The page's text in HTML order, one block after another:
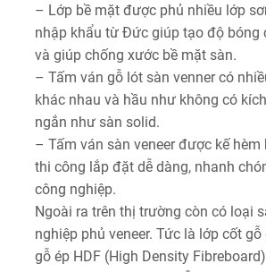
– Lớp bề mặt được phủ nhiều lớp
nhập khẩu từ Đức giúp tạo độ bóng
và giúp chống xước bề mặt sàn.
– Tấm ván gỗ lót sàn venner có
khác nhau và hầu như không có
ngắn như sàn solid.
– Tấm ván sàn veneer được kế hèm
thi công lắp đặt dễ dàng, nhanh
công nghiệp.
Ngoài ra trên thị trường còn có loại
nghiệp phủ veneer. Tức là lớp cốt
gỗ ép HDF (High Density